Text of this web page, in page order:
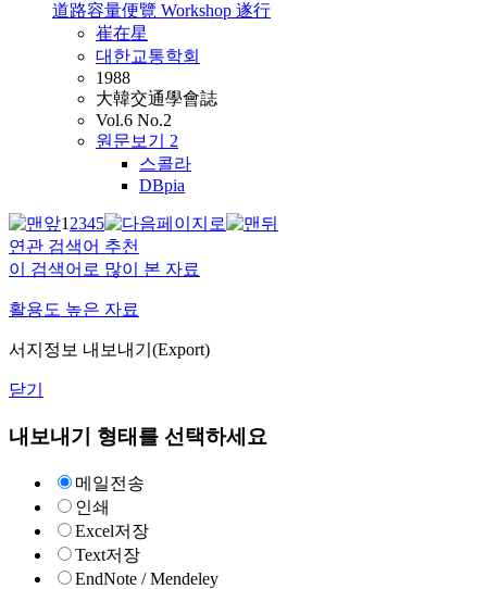
道路容量便覽 Workshop 遂行
崔在星
대한교통학회
1988
大韓交通學會誌
Vol.6 No.2
원문보기 2
스콜라
DBpia
12345
연관 검색어 추천
이 검색어로 많이 본 자료
활용도 높은 자료
서지정보 내보내기(Export)
닫기
내보내기 형태를 선택하세요
메일전송
인쇄
Excel저장
Text저장
EndNote / Mendeley